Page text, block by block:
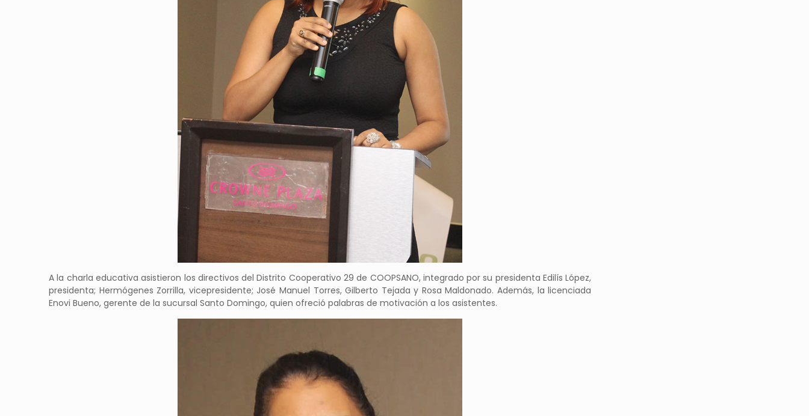
A la charla educativa asistieron los directivos del Distrito Cooperativo 29 de COOPSANO, integrado por su presidenta Edilís López,
presidenta; Hermógenes Zorrilla, vicepresidente; José Manuel Torres, Gilberto Tejada y Rosa Maldonado. Además, la licenciada
Enovi Bueno, gerente de la sucursal Santo Domingo, quien ofreció palabras de motivación a los asistentes.